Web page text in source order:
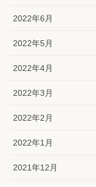
2022年6月
2022年5月
2022年4月
2022年3月
2022年2月
2022年1月
2021年12月